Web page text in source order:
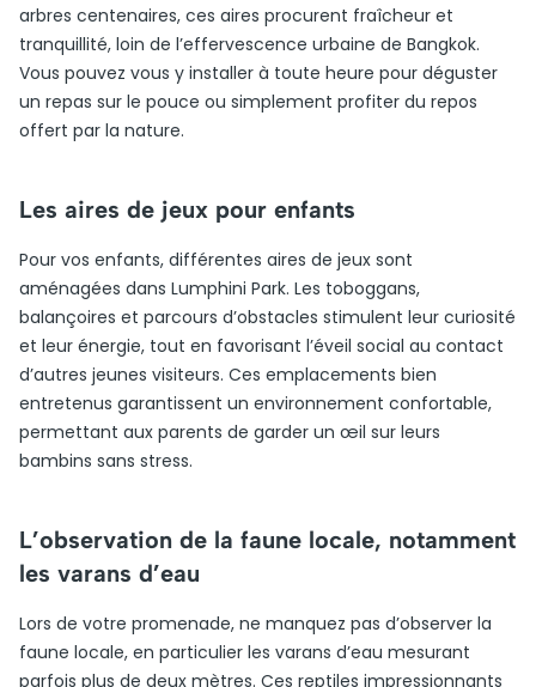
arbres centenaires, ces aires procurent fraîcheur et
tranquillité, loin de l’effervescence urbaine de Bangkok.
Vous pouvez vous y installer à toute heure pour déguster
un repas sur le pouce ou simplement profiter du repos
offert par la nature.
Les aires de jeux pour enfants
Pour vos enfants, différentes aires de jeux sont
aménagées dans Lumphini Park. Les toboggans,
balançoires et parcours d’obstacles stimulent leur curiosité
et leur énergie, tout en favorisant l’éveil social au contact
d’autres jeunes visiteurs. Ces emplacements bien
entretenus garantissent un environnement confortable,
permettant aux parents de garder un œil sur leurs
bambins sans stress.
L’observation de la faune locale, notamment
les varans d’eau
Lors de votre promenade, ne manquez pas d’observer la
faune locale, en particulier les varans d’eau mesurant
parfois plus de deux mètres. Ces reptiles impressionnants